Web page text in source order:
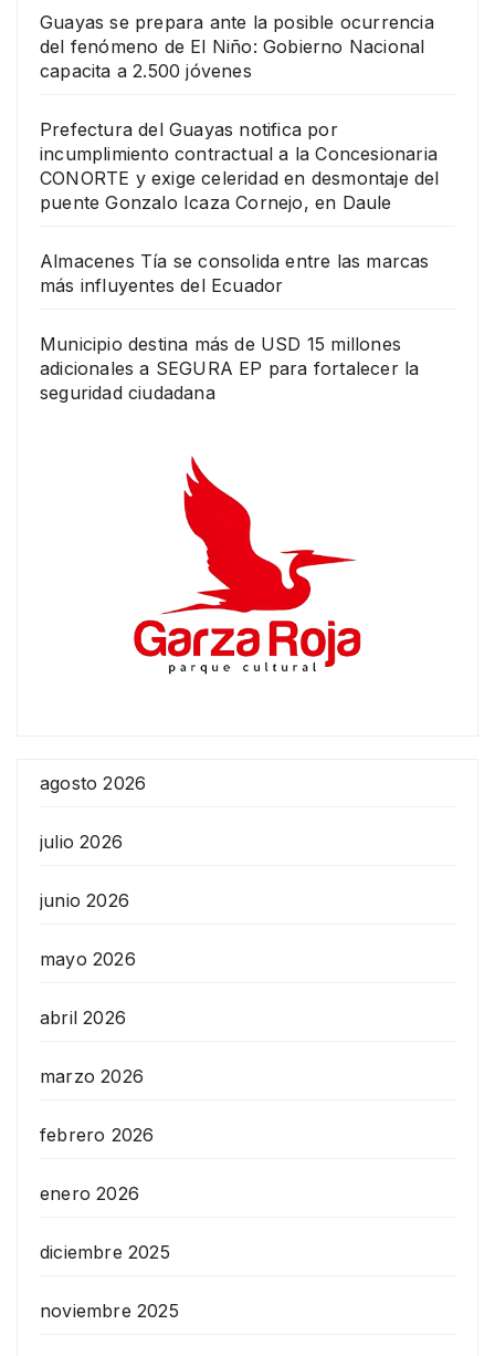
Guayas se prepara ante la posible ocurrencia
del fenómeno de El Niño: Gobierno Nacional
capacita a 2.500 jóvenes
Prefectura del Guayas notifica por
incumplimiento contractual a la Concesionaria
CONORTE y exige celeridad en desmontaje del
puente Gonzalo Icaza Cornejo, en Daule
Almacenes Tía se consolida entre las marcas
más influyentes del Ecuador
Municipio destina más de USD 15 millones
adicionales a SEGURA EP para fortalecer la
seguridad ciudadana
agosto 2026
julio 2026
junio 2026
mayo 2026
abril 2026
marzo 2026
febrero 2026
enero 2026
diciembre 2025
noviembre 2025